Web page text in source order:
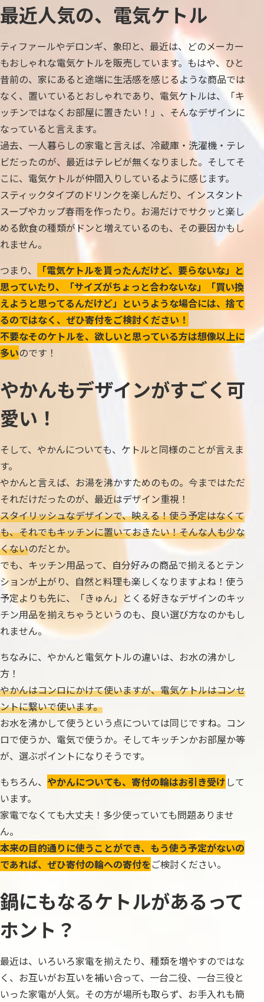
最近人気の、電気ケトル
ティファールやデロンギ、象印と、最近は、どのメーカー
もおしゃれな電気ケトルを販売しています。もはや、ひと
昔前の、家にあると途端に生活感を感じるような商品では
なく、置いているとおしゃれであり、電気ケトルは、「キ
ッチンではなくお部屋に置きたい！」、そんなデザインに
なっていると言えます。
過去、一人暮らしの家電と言えば、冷蔵庫・洗濯機・テレ
ビだったのが、最近はテレビが無くなりました。そしてそ
こに、電気ケトルが仲間入りしているように感じます。
スティックタイプのドリンクを楽しんだり、インスタント
スープやカップ春雨を作ったり。お湯だけでサクッと楽し
める飲食の種類がドンと増えているのも、その要因かもし
れません。
つまり、
「電気ケトルを貰ったんだけど、要らないな」と
思っていたり、「サイズがちょっと合わないな」「買い換
えようと思ってるんだけど」というような場合には、捨て
るのではなく、ぜひ寄付をご検討ください！
不要なそのケトルを、欲しいと思っている方は想像以上に
多いのです！
やかんもデザインがすごく可
愛い！
そして、やかんについても、ケトルと同様のことが言えま
す。
やかんと言えば、お湯を沸かすためのもの。今まではただ
それだけだったのが、最近はデザイン重視！
スタイリッシュなデザインで、映える！使う予定はなくて
も、それでもキッチンに置いておきたい！そんな人も少な
くないのだとか。
でも、キッチン用品って、自分好みの商品で揃えるとテン
ションが上がり、自然と料理も楽しくなりますよね！使う
予定よりも先に、「きゅん」とくる好きなデザインのキッ
チン用品を揃えちゃうというのも、良い選び方なのかもし
れません。
ちなみに、やかんと電気ケトルの違いは、お水の沸かし
方！
やかんはコンロにかけて使いますが、電気ケトルはコンセ
ントに繋いで使います。
お水を沸かして使うという点については同じですね。コン
ロで使うか、電気で使うか。そしてキッチンかお部屋か等
が、選ぶポイントになりそうです。
もちろん、 やかんについても、寄付の輪はお引き受けして
います。
家電でなくても大丈夫！多少使っていても問題ありませ
ん。
本来の目的通りに使うことができ、もう使う予定がないの
であれば、ぜひ寄付の輪への寄付をご検討ください。
鍋にもなるケトルがあるって
ホント？
最近は、いろいろ家電を揃えたり、種類を増やすのではな
く、お互いがお互いを補い合って、一台二役、一台三役と
いった家電が人気。その方が場所も取らず、お手入れも簡